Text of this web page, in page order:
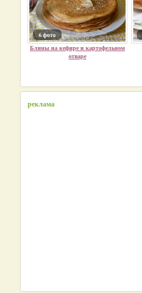
6 фото
Блины на кефире и картофельном
отваре
реклама